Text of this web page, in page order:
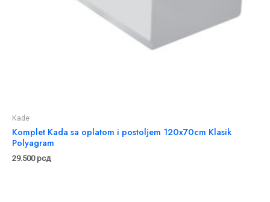
Kade
Komplet Kada sa oplatom i postoljem 120x70cm Klasik
Polyagram
29.500рсд